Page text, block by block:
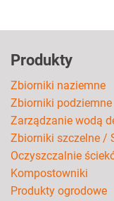
Produkty
Zbiorniki naziemne
Zbiorniki podziemne
Zarządzanie wodą
Zbiorniki szczelne /
Oczyszczalnie
Kompostowniki
Produkty ogrodowe